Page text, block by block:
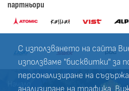
С използването на сайта
използваме "бисквитки" за
персонализиране на
анализиране на трафика.
партньори